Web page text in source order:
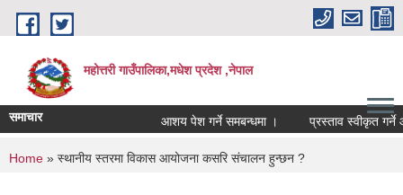
Skip to main content
महोत्तरी गाउँपालिका,मधेश प्रदेश ,नेपाल
समाचार आशय पेश गर्ने समबन्धमा । प्रस्ताव स्वीकृत गर्ने
You are here
Home » स्थानीय स्तरमा विकास आयोजना कसरि संचालन हुन्छन ?